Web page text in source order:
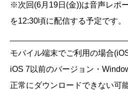
※次回(6月19日(金))は音声レポ
を12:30頃に配信する予定です。
モバイル端末でご利用の場合
iOS 7以前のバージョン・
正常にダウンロードできない可